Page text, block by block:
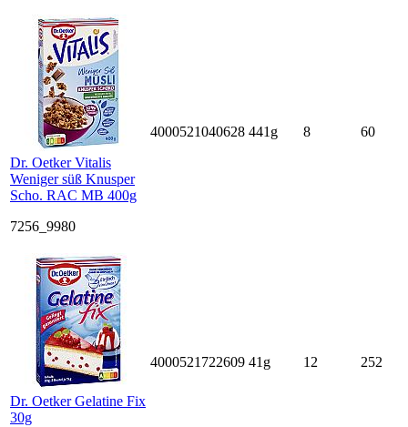
Dr. Oetker Vitalis
Weniger süß Knusper
Scho. RAC MB 400g
7256_9980
4000521040628 441g 8 60
Dr. Oetker Gelatine Fix
30g
4000521722609 41g 12 252